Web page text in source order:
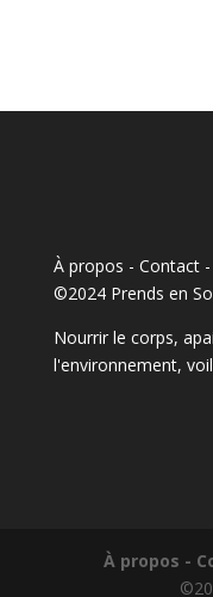
À propos - Contact-
©2024 Prends en
Nourrir le corps,
l'environnement,
À propos -